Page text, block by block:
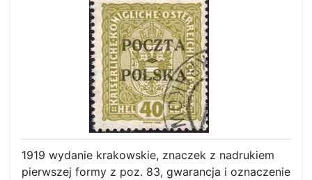
1919 wydanie krakowskie, znaczek z nadrukiem
pierwszej formy z poz. 83, gwarancja i oznaczenie